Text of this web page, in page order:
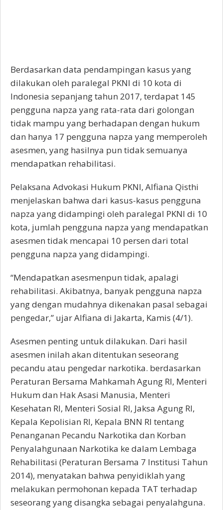
Berdasarkan data pendampingan kasus yang
dilakukan oleh paralegal PKNI di 10 kota di
Indonesia sepanjang tahun 2017, terdapat 145
pengguna napza yang rata-rata dari golongan
tidak mampu yang berhadapan dengan hukum
dan hanya 17 pengguna napza yang memperoleh
asesmen, yang hasilnya pun tidak semuanya
mendapatkan rehabilitasi.
Pelaksana Advokasi Hukum PKNI, Alfiana Qisthi
menjelaskan bahwa dari kasus-kasus pengguna
napza yang didampingi oleh paralegal PKNI di 10
kota, jumlah pengguna napza yang mendapatkan
asesmen tidak mencapai 10 persen dari total
pengguna napza yang didampingi.
“Mendapatkan asesmenpun tidak, apalagi
rehabilitasi. Akibatnya, banyak pengguna napza
yang dengan mudahnya dikenakan pasal sebagai
pengedar,” ujar Alfiana di Jakarta, Kamis (4/1).
Asesmen penting untuk dilakukan. Dari hasil
asesmen inilah akan ditentukan seseorang
pecandu atau pengedar narkotika. berdasarkan
Peraturan Bersama Mahkamah Agung RI, Menteri
Hukum dan Hak Asasi Manusia, Menteri
Kesehatan RI, Menteri Sosial RI, Jaksa Agung RI,
Kepala Kepolisian RI, Kepala BNN RI tentang
Penanganan Pecandu Narkotika dan Korban
Penyalahgunaan Narkotika ke dalam Lembaga
Rehabilitasi (Peraturan Bersama 7 Institusi Tahun
2014), menyatakan bahwa penyidiklah yang
melakukan permohonan kepada TAT terhadap
seseorang yang disangka sebagai penyalahguna.